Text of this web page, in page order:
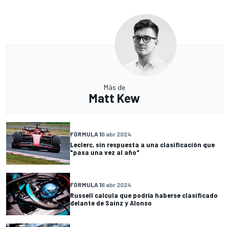
Más de
Matt Kew
FÓRMULA 16 abr 2024
Leclerc, sin respuesta a una clasificación que
"pasa una vez al año"
FÓRMULA 16 abr 2024
Russell calcula que podría haberse clasificado
delante de Sainz y Alonso